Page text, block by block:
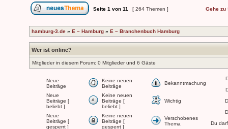
Seite 1 von 11 [ 264 Themen ] Gehe zu
hamburg-3.de » E – Hamburg » E – Branchenbuch Hamburg
Wer ist online?
Mitglieder in diesem Forum: 0 Mitglieder und 6 Gäste
Neue
Beiträge
Keine neuen
Beiträge
Bekanntmachung
Neue
Beiträge [
beliebt ]
Keine neuen
Beiträge [
beliebt ]
Wichtig
Neue
Beiträge [
gesperrt ]
Keine neuen
Beiträge [
gesperrt ]
Verschobenes
Thema
Du